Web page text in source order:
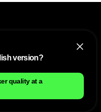
version?
quality at a